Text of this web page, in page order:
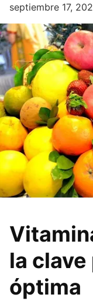
septiembre 17,
la clave
óptima